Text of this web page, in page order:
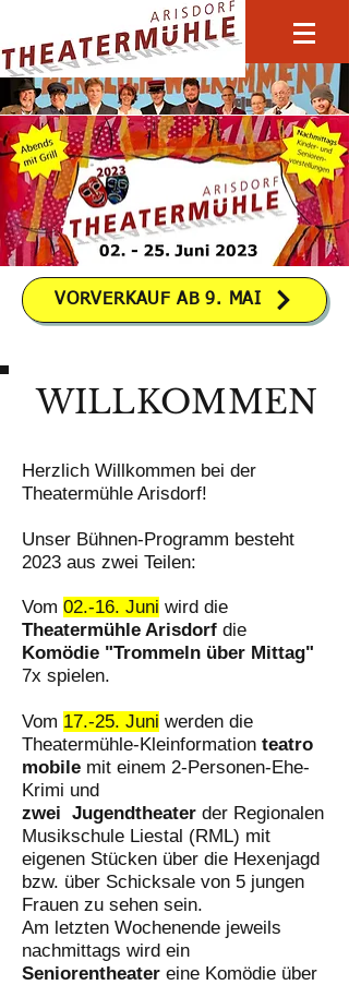
VORVERKAUF AB 9. MAI
WILLKOMMEN
Herzlich Willkommen bei der
Theatermühle Arisdorf!
Unser Bühnen-Programm besteht
2023 aus zwei Teilen:
Vom 02.-16. Juni wird die
Theatermühle Arisdorf die
Komödie "Trommeln über Mittag"
7x spielen.
Vom 17.-25. Juni werden die
Theatermühle-Kleinformation teatro
mobile mit einem 2-Personen-Ehe-
Krimi und
zwei Jugendtheater der Regionalen
Musikschule Liestal (RML) mit
eigenen Stücken über die Hexenjagd
bzw. über Schicksale von 5 jungen
Frauen zu sehen sein.
Am letzten Wochenende jeweils
nachmittags wird ein
Seniorentheater eine Komödie über